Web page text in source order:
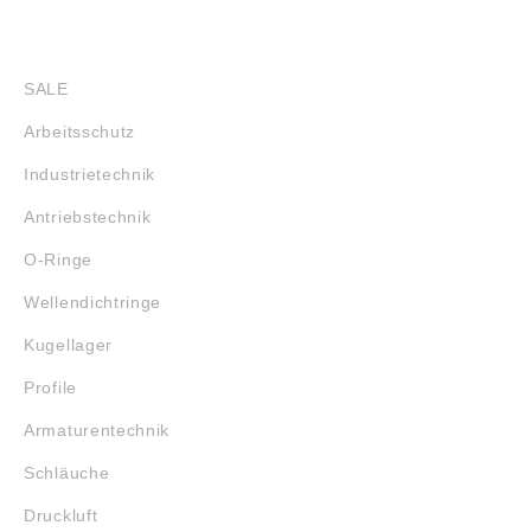
SALE
Arbeitsschutz
Industrietechnik
Antriebstechnik
O-Ringe
Wellendichtringe
Kugellager
Profile
Armaturentechnik
Schläuche
Druckluft